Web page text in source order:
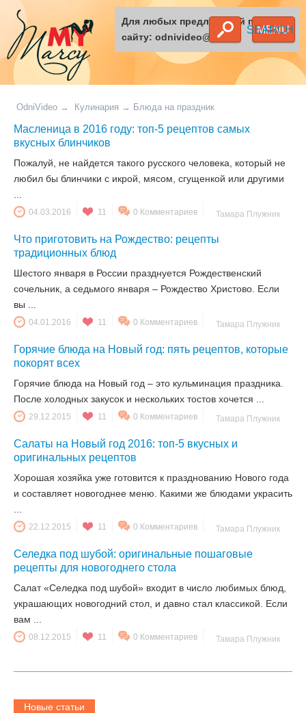
MENU
SEARCH
OdniVideo → Кулинария → Блюда на праздник
Масленица в 2016 году: топ-5 рецептов самых
вкусных блинчиков
Пожалуй, не найдется такого русского человека, который не
любил бы блинчики с икрой, мясом, сгущенкой или другими
...
04.03.2016 11 0 Комментариев Тамара Плужник
Что приготовить на Рождество: рецепты
традиционных блюд
Шестого января в России празднуется Рождественский
сочельник, а седьмого января – Рождество Христово. Если
вы ...
04.01.2016 11 0 Комментариев Тамара Плужник
Горячие блюда на Новый год: пять рецептов, которые
покорят всех
Горячие блюда на Новый год – это кульминация праздника.
После холодных закусок и нескольких тостов хочется ...
29.12.2015 11 0 Комментариев Тамара Плужник
Салаты на Новый год 2016: топ-5 вкусных и
оригинальных рецептов
Хорошая хозяйка уже готовится к празднованию Нового года
и составляет новогоднее меню. Какими же блюдами украсить
...
22.12.2015 11 0 Комментариев Тамара Плужник
Селедка под шубой: оригинальные пошаговые
рецепты для новогоднего стола
Салат «Селедка под шубой» входит в число любимых блюд,
украшающих новогодний стол, и давно стал классикой. Если
вам ...
08.12.2015 11 0 Комментариев Тамара Плужник
Новые статьи
Для любых предложений по
сайту: odnivideo@cp9.ru